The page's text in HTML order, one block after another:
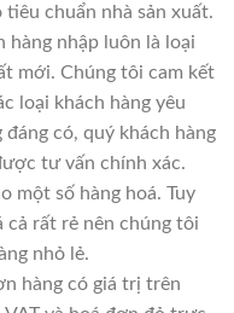
chuẩn nhà sản xuất.
hàng nhập luôn là loại
mới. Chúng tôi cam kết
loại khách hàng yêu
có, quý khách hàng
tư vấn chính xác.
một số hàng hoá. Tuy
cả rất rẻ nên chúng tôi
nhỏ lẻ.
hàng có giá trị trên